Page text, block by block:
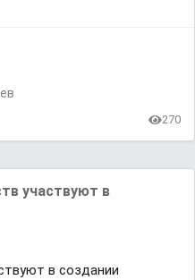
270
участвуют в
в создании